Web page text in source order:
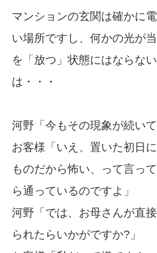
マンションの玄関は確かに
い場所ですし、何かの光が
を「放つ」状態にはならな
は・・・
河野「今もその現象が続い
お客様「いえ、置いた初日
ものだから怖い、って言っ
ら通っているのですよ」
河野「では、お母さんが直
られたらいかがですか?」